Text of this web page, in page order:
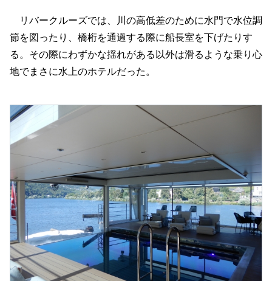
リバークルーズでは、川の高低差のために水門で水位調
節を図ったり、橋桁を通過する際に船長室を下げたりす
る。その際にわずかな揺れがある以外は滑るような乗り心
地でまさに水上のホテルだった。